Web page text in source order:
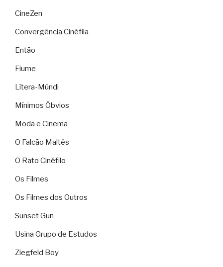
CineZen
Convergência Cinéfila
Então
Fiume
Lítera-Múndi
Mínimos Óbvios
Moda e Cinema
O Falcão Maltês
O Rato Cinéfilo
Os Filmes
Os Filmes dos Outros
Sunset Gun
Usina Grupo de Estudos
Ziegfeld Boy